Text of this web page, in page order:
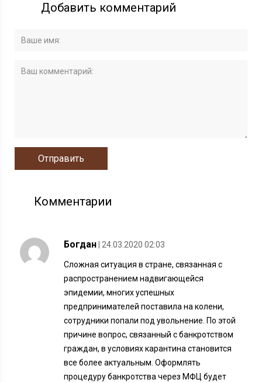
Добавить комментарий
Комментарии
Богдан | 24.03.2020 02:03
Сложная ситуация в стране, связанная с
распространением надвигающейся
эпидемии, многих успешных
предпринимателей поставила на колени,
сотрудники попали под увольнение. По этой
причине вопрос, связанный с банкротством
граждан, в условиях карантина становится
все более актуальным. Оформлять
процедуру банкротства через МФЦ будет